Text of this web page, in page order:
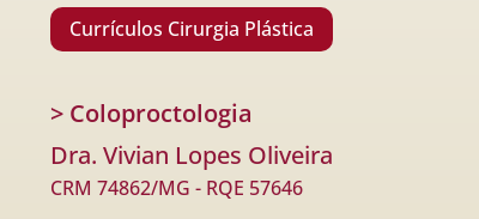
Currículos Cirurgia Plástica
> Coloproctologia
Dra. Vivian Lopes Oliveira
CRM 74862/MG - RQE 57646